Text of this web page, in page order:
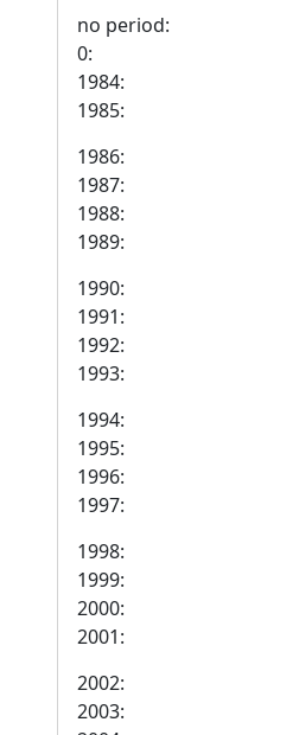
no period:
0:
1984:
1985:
1986:
1987:
1988:
1989:
1990:
1991:
1992:
1993:
1994:
1995:
1996:
1997:
1998:
1999:
2000:
2001:
2002:
2003: